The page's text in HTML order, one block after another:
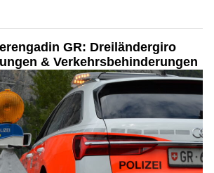
GR: Dreiländergiro
& Verkehrsbehinderungen